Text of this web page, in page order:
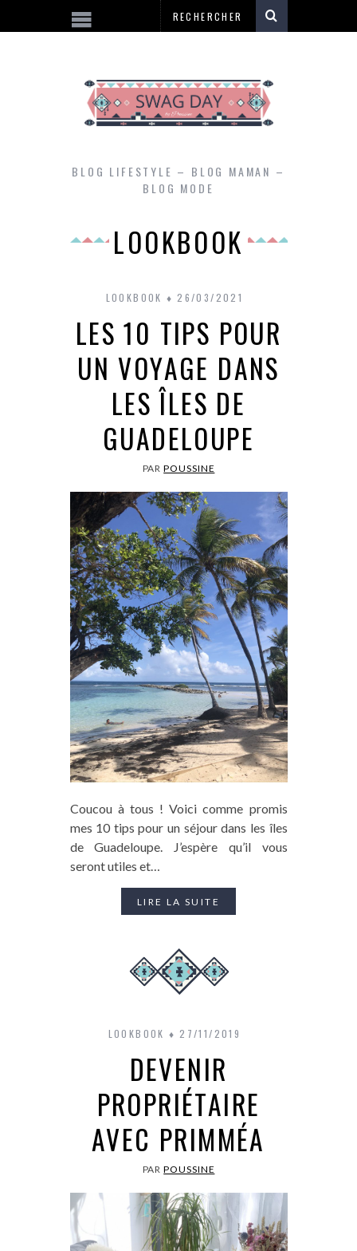
BLOG LIFESTYLE – BLOG MAMAN –
BLOG MODE
LOOKBOOK
LOOKBOOK 26/03/2021
LES 10 TIPS POUR
UN VOYAGE DANS
LES ÎLES DE
GUADELOUPE
PARPOUSSINE
Coucou à tous ! Voici comme promis
mes 10 tips pour un séjour dans les îles
de Guadeloupe. J’espère qu’il vous
seront utiles et…
LIRE LA SUITE
LOOKBOOK 27/11/2019
DEVENIR
PROPRIÉTAIRE
AVEC PRIMMÉA
PARPOUSSINE